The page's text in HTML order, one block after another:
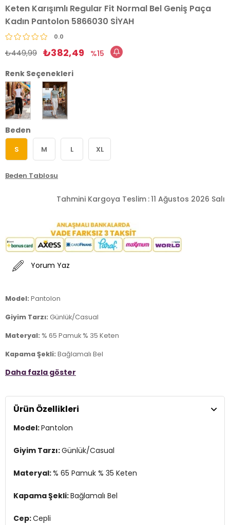
Keten Karışımlı Regular Fit Normal Bel Geniş Paça
Kadın Pantolon 5866030 SİYAH
0.0
₺449,99 ₺382,49
15
Renk Seçenekleri
Beden
S M L XL
Beden Tablosu
Tahmini Kargoya Teslim :11 Ağustos 2026 Salı
Yorum Yaz
Model: Pantolon
Giyim Tarzı: Günlük/Casual
Materyal: % 65 Pamuk % 35 Keten
Kapama Şekli: Bağlamalı Bel
Cep:Cepli
Manken Bedeni:Boy : 1.77 cm / Göğüs : 89 cm / Bel : 63 cm /
2DY5866030.07
Daha fazla göster
Ürün Özellikleri
Model:Pantolon
Giyim Tarzı:Günlük/Casual
Materyal:% 65 Pamuk % 35 Keten
Kapama Şekli:Bağlamalı Bel
Cep:Cepli